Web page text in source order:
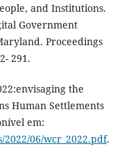
and Institutions.
Government
Proceedings
291.
the
Human Settlements
em:
06/wcr_2022.pdf.